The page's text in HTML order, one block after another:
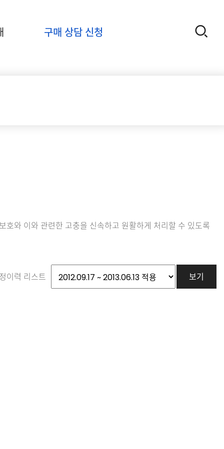
구매 상담 신청
와 이와 관련한 고충을 신속하고 원활하게 처리할 수 있도록
이력 리스트